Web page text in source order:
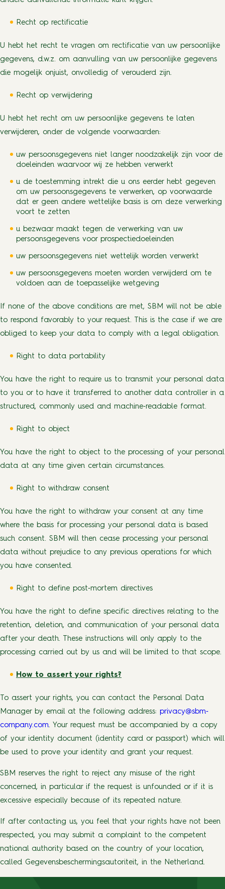
Recht op rectificatie
U hebt het recht te vragen om rectificatie van uw persoonlijke
gegevens, d.w.z. om aanvulling van uw persoonlijke gegevens
die mogelijk onjuist, onvolledig of verouderd zijn.
Recht op verwijdering
U hebt het recht om uw persoonlijke gegevens te laten
verwijderen, onder de volgende voorwaarden:
uw persoonsgegevens niet langer noodzakelijk zijn voor de
doeleinden waarvoor wij ze hebben verwerkt
u de toestemming intrekt die u ons eerder hebt gegeven
om uw persoonsgegevens te verwerken, op voorwaarde
dat er geen andere wettelijke basis is om deze verwerking
voort te zetten
u bezwaar maakt tegen de verwerking van uw
persoonsgegevens voor prospectiedoeleinden
uw persoonsgegevens niet wettelijk worden verwerkt
uw persoonsgegevens moeten worden verwijderd om te
voldoen aan de toepasselijke wetgeving
If none of the above conditions are met, SBM will not be able
to respond favorably to your request. This is the case if we are
obliged to keep your data to comply with a legal obligation.
Right to data portability
You have the right to require us to transmit your personal data
to you or to have it transferred to another data controller in a
structured, commonly used and machine‐readable format.
Right to object
You have the right to object to the processing of your personal
data at any time given certain circumstances.
Right to withdraw consent
You have the right to withdraw your consent at any time
where the basis for processing your personal data is based
such consent. SBM will then cease processing your personal
data without prejudice to any previous operations for which
you have consented.
Right to define post‐mortem directives
You have the right to define specific directives relating to the
retention, deletion, and communication of your personal data
after your death. These instructions will only apply to the
processing carried out by us and will be limited to that scope.
How to assert your rights?
To assert your rights, you can contact the Personal Data
Manager by email at the following address: privacy@sbm‐
company.com. Your request must be accompanied by a copy
of your identity document (identity card or passport) which will
be used to prove your identity and grant your request.
SBM reserves the right to reject any misuse of the right
concerned, in particular if the request is unfounded or if it is
excessive especially because of its repeated nature.
If after contacting us, you feel that your rights have not been
respected, you may submit a complaint to the competent
national authority based on the country of your location,
called Gegevensbeschermingsautoriteit, in the Netherland.